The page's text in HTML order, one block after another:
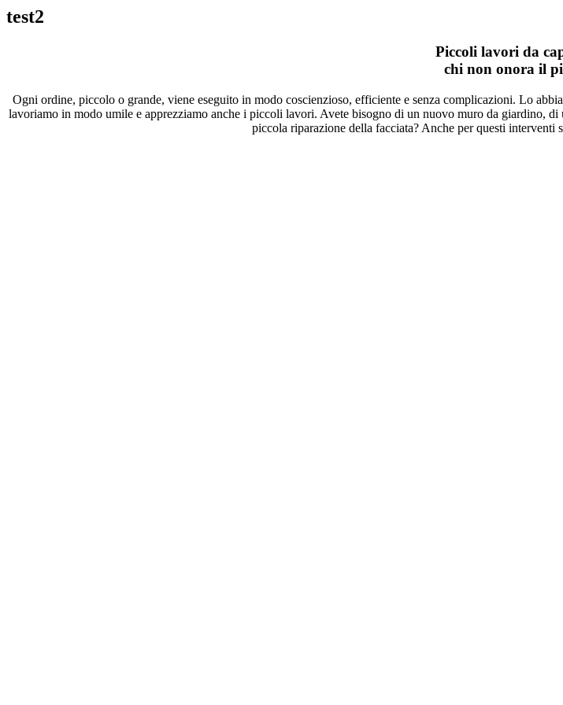
test2
Piccoli lavori da
chi non onora il
Ogni ordine, piccolo o grande, viene eseguito in modo coscienzioso, efficiente e senza complicazioni. Lo
lavoriamo in modo umile e apprezziamo anche i piccoli lavori. Avete bisogno di un nuovo muro da giardino,
piccola riparazione della facciata? Anche per questi interventi